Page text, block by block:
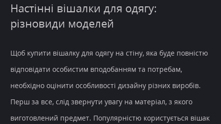
Настінні вішалки для одягу:
різновиди моделей
Щоб купити вішалку для одягу на стіну, яка буде повністю
відповідати особистим вподобанням та потребам,
необхідно оцінити особливості дизайну різних виробів.
Перш за все, слід звернути увагу на матеріал, з якого
виготовлений предмет. Популярністю користується вішак